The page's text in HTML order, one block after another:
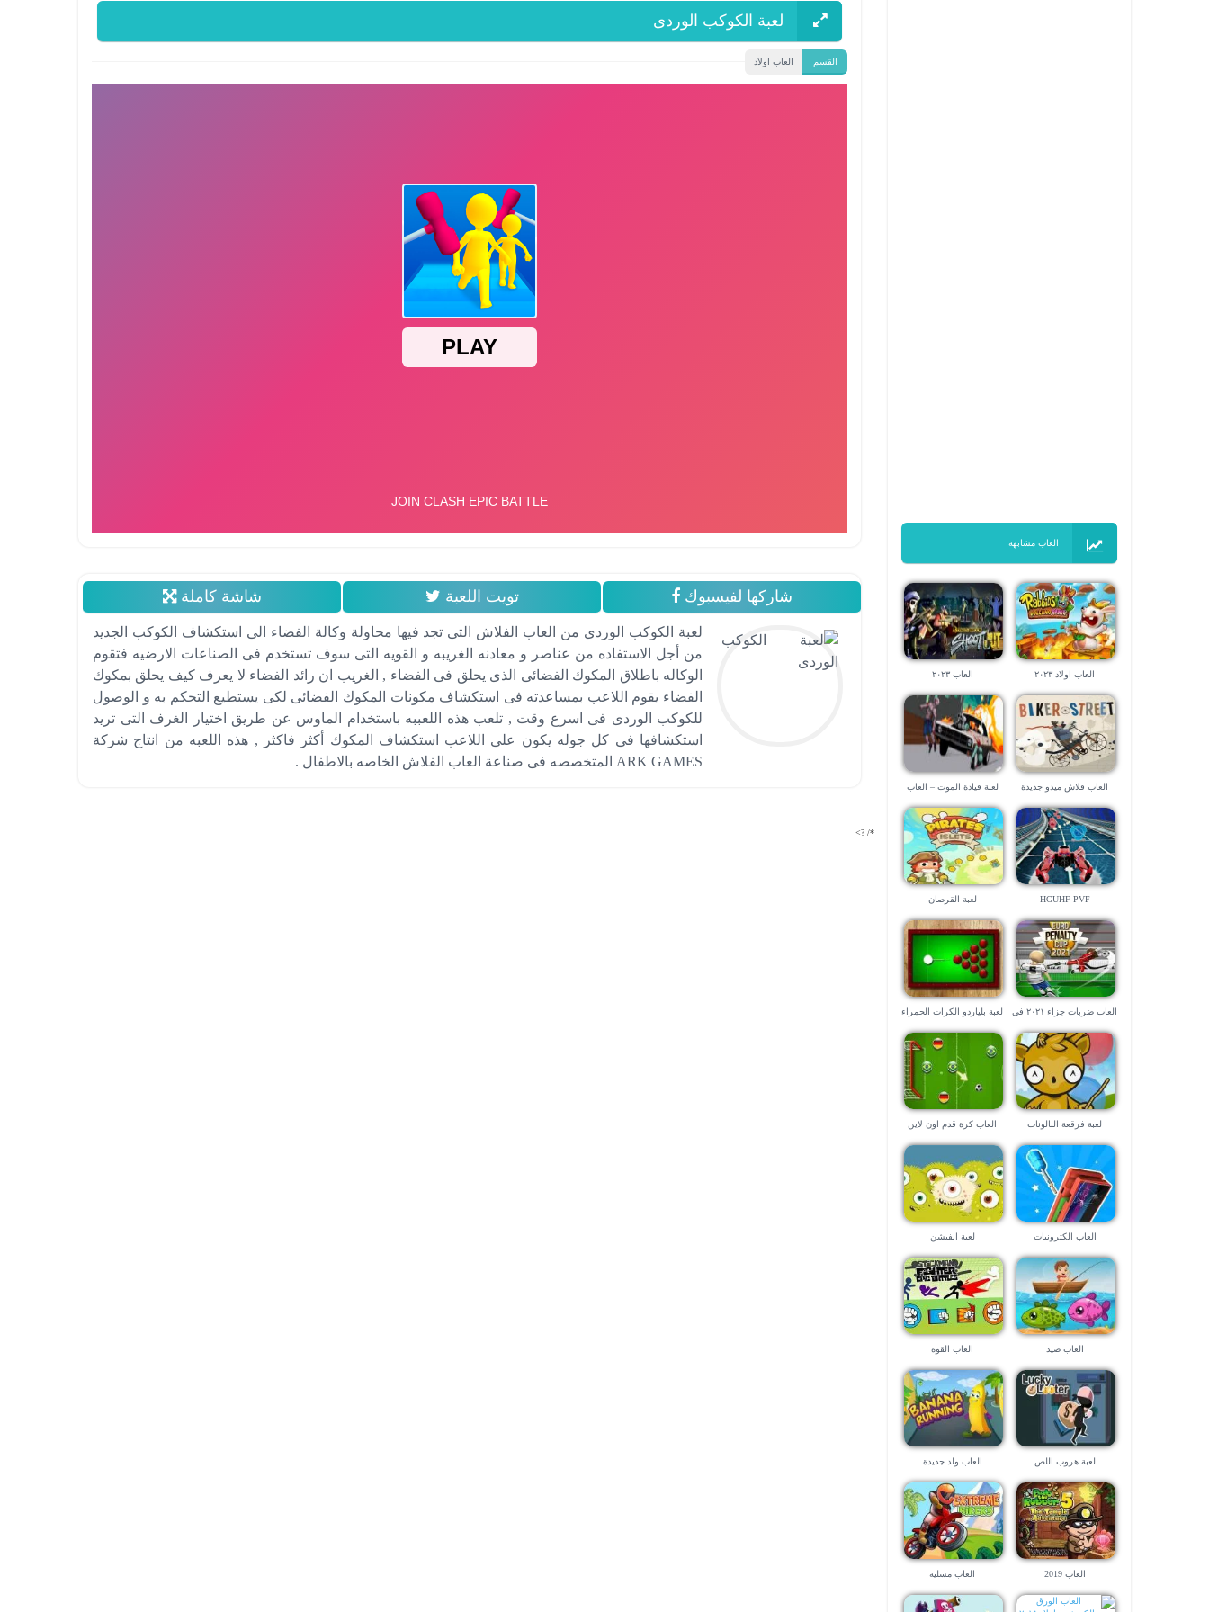
العاب مشابهه
العاب اولاد ٢٠٢٣ العاب ٢٠٢٣
العاب فلاش ميدو جديدة
لعبة قيادة الموت – العاب
HGUHF PVF لعبة القرصان
العاب ضربات جزاء ٢٠٢١ في
لعبة بلياردو الكرات الحمراء
لعبة فرقعة البالونات العاب كرة قدم اون لاين
العاب الكترونيات لعبة انفيشن
العاب صيد العاب القوة
لعبة هروب اللص العاب ولد جديدة
العاب 2019 العاب مسليه
لعبة الكوكب الوردى
القسم العاب اولاد
شاركها لفيسبوك تويت اللعبة شاشة كاملة
لعبة الكوكب الوردى من العاب الفلاش التى تجد فيها محاولة وكالة الفضاء الى استكشاف الكوكب الجديد
من أجل الاستفاده من عناصر و معادنه الغريبه و القويه التى سوف تستخدم فى الصناعات الارضيه فتقوم
الوكاله باطلاق المكوك الفضائى الذى يحلق فى الفضاء , الغريب ان رائد الفضاء لا يعرف كيف يحلق بمكوك
الفضاء يقوم اللاعب بمساعدته فى استكشاف مكونات المكوك الفضائى لكى يستطيع التحكم به و الوصول
للكوكب الوردى فى اسرع وقت , تلعب هذه اللعببه باستخدام الماوس عن طريق اختيار الغرف التى تريد
استكشافها فى كل جوله يكون على اللاعب استكشاف المكوك أكثر فاكثر , هذه اللعبه من انتاج شركة
ARK GAMES المتخصصه فى صناعة العاب الفلاش الخاصه بالاطفال .
*/ ?>